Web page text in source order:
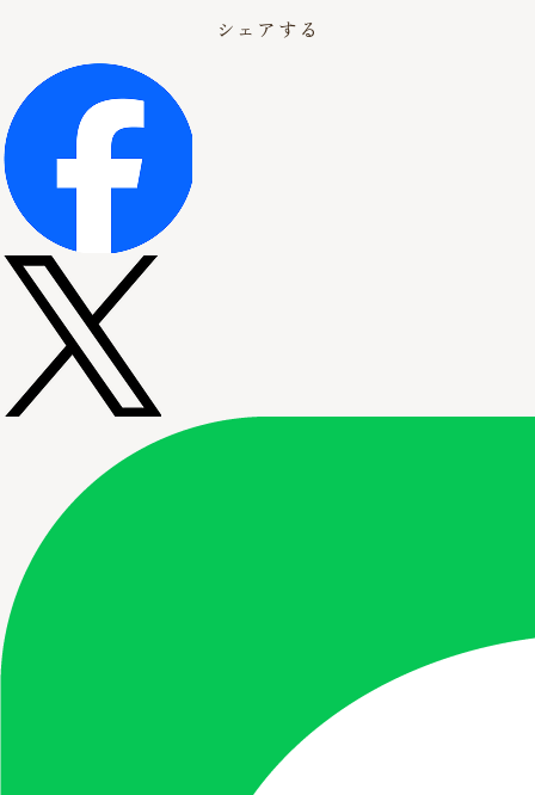
シェアする